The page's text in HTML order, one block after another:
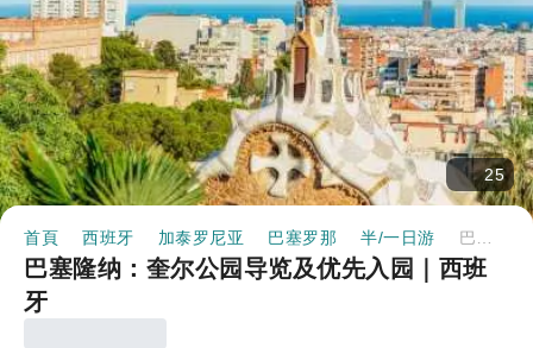
25
首頁 西班牙 加泰罗尼亚 巴塞罗那 半/一日游
巴塞隆纳：奎尔公园导览及优先入园｜西班
牙